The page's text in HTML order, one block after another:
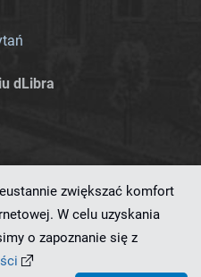
dLibra
zwiększać komfort
W celu uzyskania
o zapoznanie się z